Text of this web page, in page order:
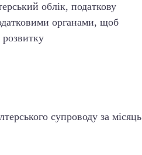
облік, податкову
органами, щоб
розвитку
супроводу за місяць